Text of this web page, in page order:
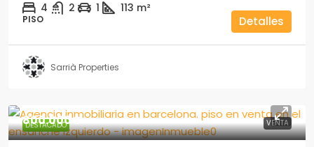
4 2 1 113 m²
PISO Detalles
Sarrià Properties
DESTACADO VENTA
800.000€